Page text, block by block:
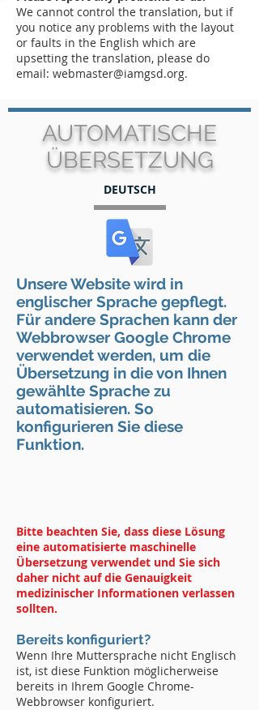
We cannot control the translation, but if
you notice any problems with the layout
or faults in the English which are
upsetting the translation, please do
email: webmaster@iamgsd.org.
AUTOMATISCHE
ÜBERSETZUNG
DEUTSCH
Unsere Website wird in
englischer Sprache gepflegt.
Für andere Sprachen kann der
Webbrowser Google Chrome
verwendet werden, um die
Übersetzung in die von Ihnen
gewählte Sprache zu
automatisieren. So
konfigurieren Sie diese
Funktion.
Bitte beachten Sie, dass diese Lösung
eine automatisierte maschinelle
Übersetzung verwendet und Sie sich
daher nicht auf die Genauigkeit
medizinischer Informationen verlassen
sollten.
Bereits konfiguriert?
Wenn Ihre Muttersprache nicht Englisch
ist, ist diese Funktion möglicherweise
bereits in Ihrem Google Chrome-
Webbrowser konfiguriert.